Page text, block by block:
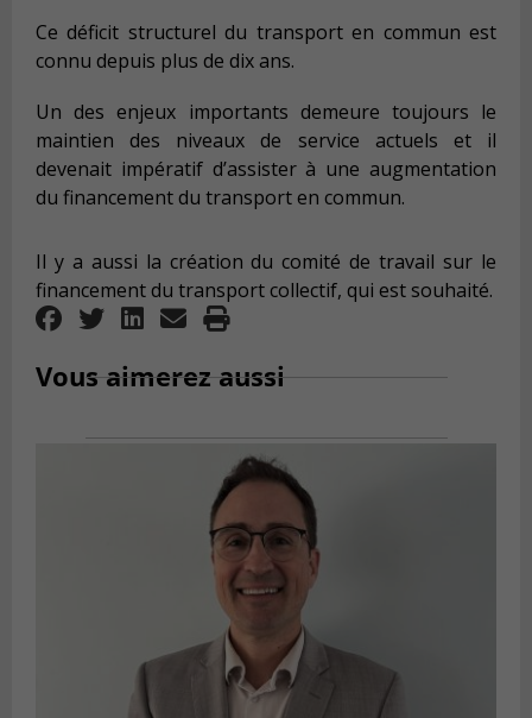
Ce déficit structurel du transport en commun est
connu depuis plus de dix ans.
Un des enjeux importants demeure toujours le
maintien des niveaux de service actuels et il
devenait impératif d’assister à une augmentation
du financement du transport en commun.
Il y a aussi la création du comité de travail sur le
financement du transport collectif, qui est souhaité.
Vous aimerez aussi